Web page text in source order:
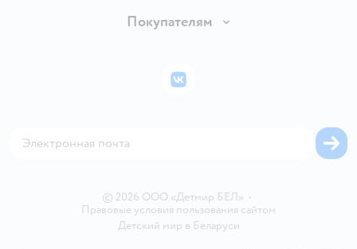
Правила продажи
Политика использования файлов cookie
Вакансии
Покупателям
Бонусные карты
© 2026 ООО «Детмир БЕЛ» •
Правовые условия пользования сайтом
Детский мир в Беларуси
ВКонтакте